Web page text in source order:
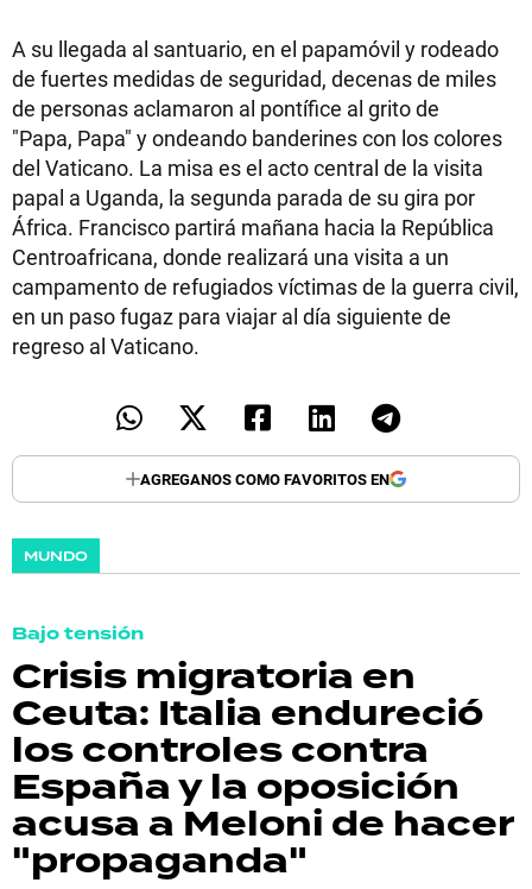
A su llegada al santuario, en el papamóvil y rodeado
de fuertes medidas de seguridad, decenas de miles
de personas aclamaron al pontífice al grito de
"Papa, Papa" y ondeando banderines con los colores
del Vaticano. La misa es el acto central de la visita
papal a Uganda, la segunda parada de su gira por
África. Francisco partirá mañana hacia la República
Centroafricana, donde realizará una visita a un
campamento de refugiados víctimas de la guerra civil,
en un paso fugaz para viajar al día siguiente de
regreso al Vaticano.
AGREGANOS COMO FAVORITOS EN
MUNDO
Bajo tensión
Crisis migratoria en
Ceuta: Italia endureció
los controles contra
España y la oposición
acusa a Meloni de hacer
"propaganda"